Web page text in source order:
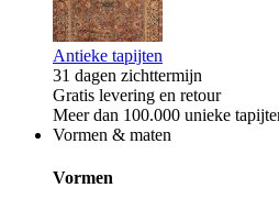
Antieke tapijten
31 dagen zichttermijn
Gratis levering en retour
Meer dan 100.000 unieke
Vormen & maten
Vormen